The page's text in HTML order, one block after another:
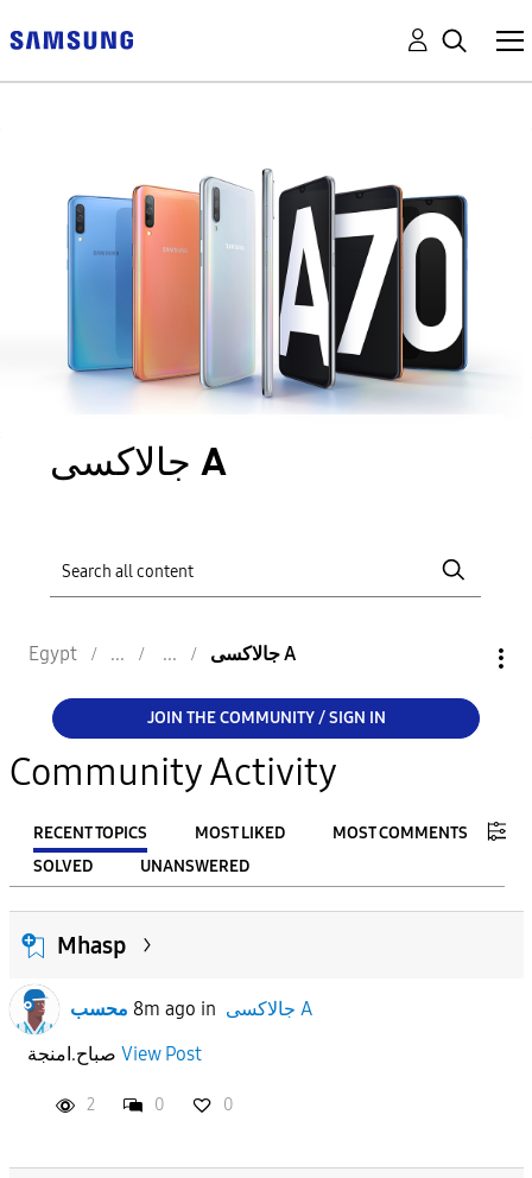
جالاكسى A
Egypt جالاكسى A
JOIN THE COMMUNITY / SIGN IN
Community Activity
RECENT TOPICS MOST LIKED
MOST COMMENTS
SOLVED
UNANSWERED
FILTER:
From
To
Mhasp
محسب 8m ago in
جالاكسى A
View Post
2 0 0